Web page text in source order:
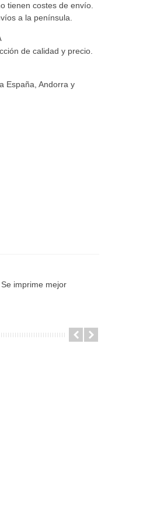
tienen costes de envío.
a la península.
de calidad y precio.
España, Andorra y
imprime mejor